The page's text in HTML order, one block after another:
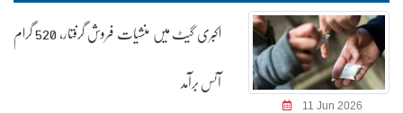
11 Jun 2026
اکبری گیٹ میں منشیات فروش گرفتار، 520 گرام
آئس برآمد